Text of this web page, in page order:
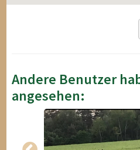
Andere Benutzer
angesehen: